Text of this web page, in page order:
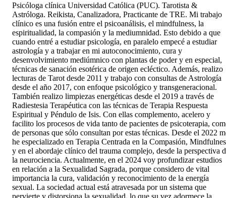
Psicóloga clínica Universidad Católica (PUC). Tarotista &
Astróloga. Reikista, Canalizadora, Practicante de TRE. Mi trabajo
clínico es una fusión entre el psicoanálisis, el mindfulness, la
espiritualidad, la compasión y la mediumnidad. Esto debido a que
cuando entré a estudiar psicología, en paralelo empecé a estudiar
astrología y a trabajar en mi autoconocimiento, cura y
desenvolvimiento mediúmnico con plantas de poder y en especial,
técnicas de sanación esotérica de origen ecléctico. Además, realizo
lecturas de Tarot desde 2011 y trabajo con consultas de Astrología
desde el año 2017, con enfoque psicológico y transgeneracional.
También realizo limpiezas energéticas desde el 2019 a través de
Radiestesia Terapéutica con las técnicas de Terapia Respuesta
Espiritual y Péndulo de Isis. Con ellas complemento, acelero y
facilito los procesos de vida tanto de pacientes de psicoterapia,
de personas que sólo consultan por estas técnicas. Desde el 2022
he especializado en Terapia Centrada en la Compasión,
y en el abordaje clínico del trauma complejo, desde la perspectiva
la neurociencia. Actualmente, en el 2024 voy profundizar estudios
en relación a la Sexualidad Sagrada, porque considero de vital
importancia la cura, validación y reconocimiento de la energía
sexual. La sociedad actual está atravesada por un sistema que
pervierte y distorsiona la sexualidad, lo que su vez adormece la